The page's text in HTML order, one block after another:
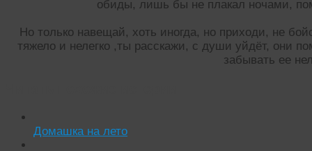
обиды, лишь бы не плакал ночами,
Но только навещай, хоть иногда, но приходи, не
тяжело и нелегко ,ты расскажи, с души уйдёт, они
забывать ее
Домашка на лето